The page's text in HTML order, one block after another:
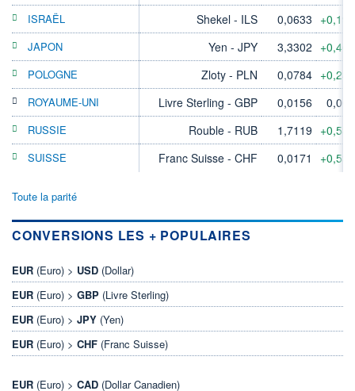
ISRAËL Shekel - ILS 0,0633
JAPON Yen - JPY 3,3302
POLOGNE Zloty - PLN 0,0784
ROYAUME-UNI Livre Sterling - GBP 0,0156
RUSSIE Rouble - RUB 1,7119
SUISSE Franc Suisse - CHF 0,0171
Toute la parité
CONVERSIONS LES + POPULAIRES
EUR (Euro) > USD (Dollar)
EUR (Euro) > GBP (Livre Sterling)
EUR (Euro) > JPY (Yen)
EUR (Euro) > CHF (Franc Suisse)
EUR (Euro) > CAD (Dollar Canadien)